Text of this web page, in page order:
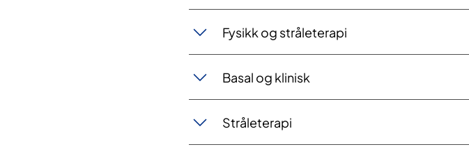
Fysikk og stråleterapi
Basal og klinisk
Stråleterapi